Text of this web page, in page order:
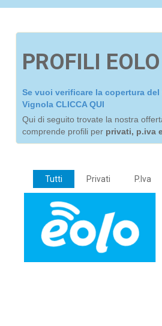
PROFILI EOLO
Se vuoi verificare la copertura del
Vignola CLICCA QUI
Qui di seguito trovate la nostra
comprende profili per privati, p.iva
Tutti Privati P.Iva